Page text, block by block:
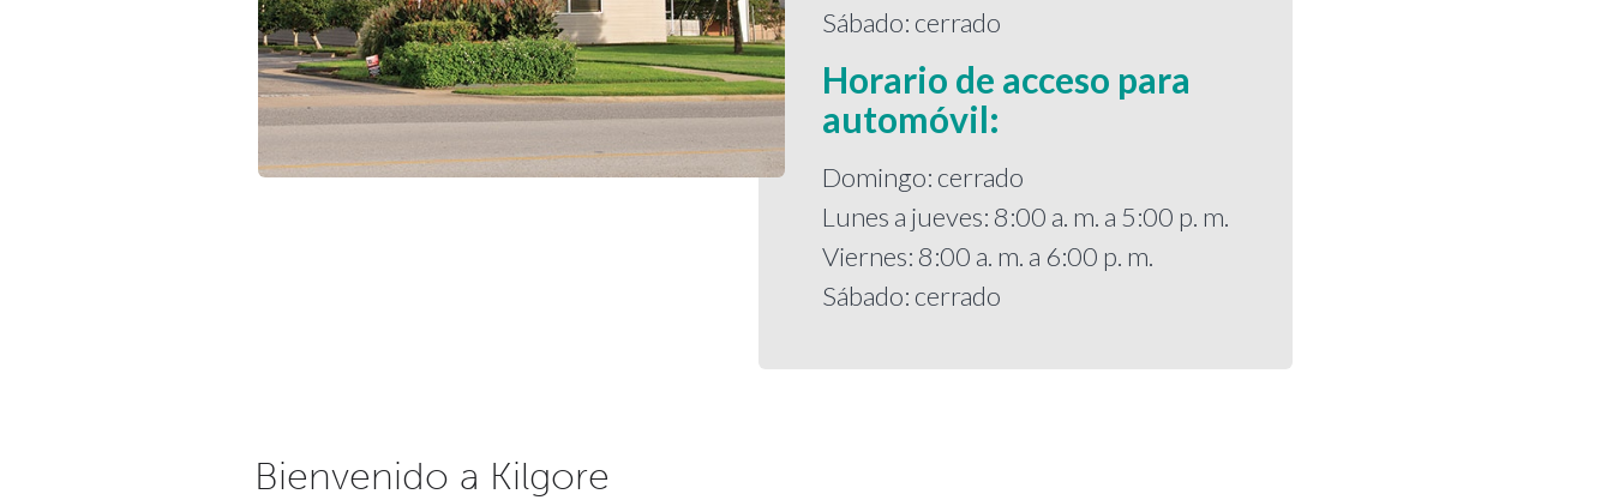
Sábado: cerrado
Horario de acceso para
automóvil:
Domingo: cerrado
Lunes a jueves: 8:00 a. m. a 5:00 p. m.
Viernes: 8:00 a. m. a 6:00 p. m.
Sábado: cerrado
Bienvenido a Kilgore